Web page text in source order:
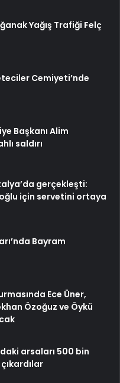
Yağış Trafiği Felç
Cemiyeti’nde
Başkanı Alim
saldırı
gerçekleşti:
oğlu için servetini ortaya
Bayram
Ece Üner,
Özoğuz ve Öykü
arsaları 500 bin